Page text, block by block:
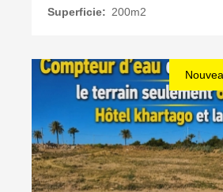
Superficie: 200m2